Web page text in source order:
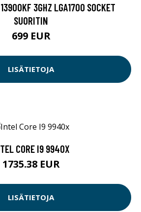
3GHZ LGA1700 SOCKET
SUORITIN
699 EUR
LISÄTIETOJA
CORE I9 9940X
1735.38 EUR
LISÄTIETOJA